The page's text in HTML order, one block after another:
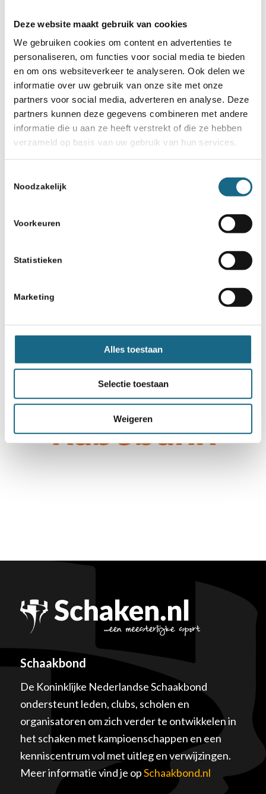
Deze website maakt gebruik van cookies
We gebruiken cookies om content en advertenties te
personaliseren, om functies voor social media te bieden
en om ons websiteverkeer te analyseren. Ook delen we
informatie over uw gebruik van onze site met onze
partners voor social media, adverteren en analyse. Deze
partners kunnen deze gegevens combineren met andere
informatie die u aan ze heeft verstrekt of die ze hebben
verzameld op basis van uw gebruik van hun services.
Noodzakelijk
Voorkeuren
Statistieken
Marketing
Alles toestaan
Selectie toestaan
Weigeren
Schaakbond
De Koninklijke Nederlandse Schaakbond
ondersteunt leden, clubs, scholen en
organisatoren om zich verder te ontwikkelen in
het schaken met kampioenschappen en een
kenniscentrum vol met uitleg en verwijzingen.
Meer informatie vind je opSchaakbond.nl